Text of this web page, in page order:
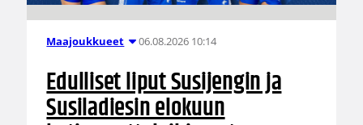
Maajoukkueet 06.08.2026 10:14
Edulliset liput Susijengin ja
Susiladiesin elokuun